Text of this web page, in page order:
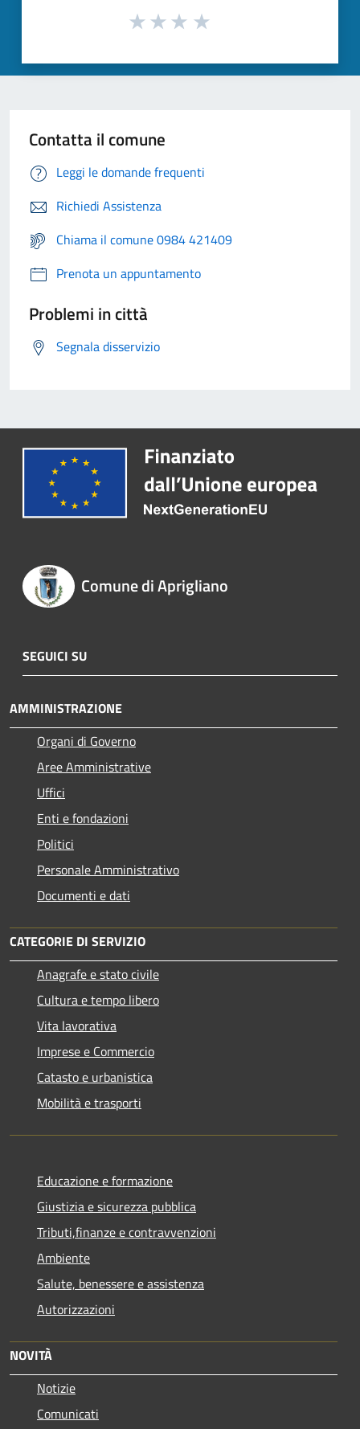
Contatta il comune
Leggi le domande frequenti
Richiedi Assistenza
Chiama il comune 0984 421409
Prenota un appuntamento
Problemi in città
Segnala disservizio
Comune di Aprigliano
SEGUICI SU
AMMINISTRAZIONE
Organi di Governo
Aree Amministrative
Uffici
Enti e fondazioni
Politici
Personale Amministrativo
Documenti e dati
CATEGORIE DI SERVIZIO
Anagrafe e stato civile
Cultura e tempo libero
Vita lavorativa
Imprese e Commercio
Catasto e urbanistica
Mobilità e trasporti
Educazione e formazione
Giustizia e sicurezza pubblica
Tributi,finanze e contravvenzioni
Ambiente
Salute, benessere e assistenza
Autorizzazioni
NOVITÀ
Notizie
Comunicati